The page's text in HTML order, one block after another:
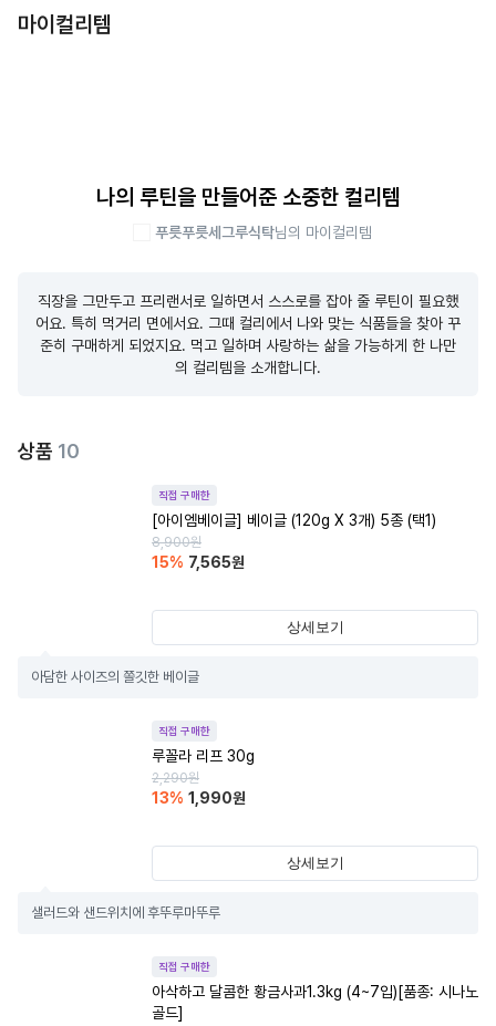
마이컬리템
나의 루틴을 만들어준 소중한 컬리템
푸릇푸릇세그루식탁님의 마이컬리템
직장을 그만두고 프리랜서로 일하면서 스스로를 잡아 줄 루틴이 필요했
어요. 특히 먹거리 면에서요. 그때 컬리에서 나와 맞는 식품들을 찾아 꾸
준히 구매하게 되었지요. 먹고 일하며 사랑하는 삶을 가능하게 한 나만
의 컬리템을 소개합니다.
상품 10
직접 구매한
[아이엠베이글] 베이글 (120g X 3개) 5종 (택1)
8,900원
15% 7,565원
상세보기
아담한 사이즈의 쫄깃한 베이글
직접 구매한
루꼴라 리프 30g
2,290원
13% 1,990원
상세보기
샐러드와 샌드위치에 후뚜루마뚜루
직접 구매한
아삭하고 달콤한 황금사과1.3kg (4~7입)[품종: 시나노
골드]